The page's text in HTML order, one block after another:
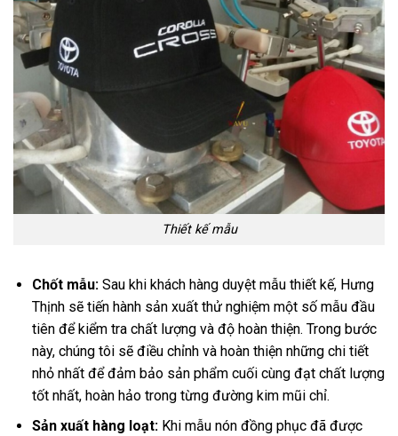
Thiết kế mẫu
Chốt mẫu:Sau khi khách hàng duyệt mẫu thiết kế, Hưng
Thịnh sẽ tiến hành sản xuất thử nghiệm một số mẫu đầu
tiên để kiểm tra chất lượng và độ hoàn thiện. Trong bước
này, chúng tôi sẽ điều chỉnh và hoàn thiện những chi tiết
nhỏ nhất để đảm bảo sản phẩm cuối cùng đạt chất lượng
tốt nhất, hoàn hảo trong từng đường kim mũi chỉ.
Sản xuất hàng loạt:Khi mẫu nón đồng phục đã được